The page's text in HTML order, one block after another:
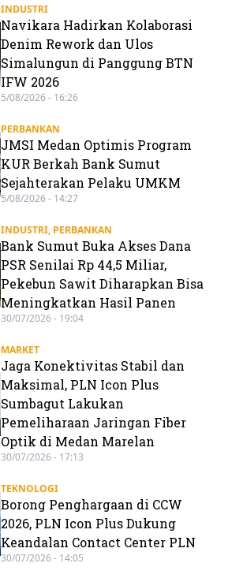
INDUSTRI
Navikara Hadirkan Kolaborasi
Denim Rework dan Ulos
Simalungun di Panggung BTN
IFW 2026
5/08/2026 - 16:26
PERBANKAN
JMSI Medan Optimis Program
KUR Berkah Bank Sumut
Sejahterakan Pelaku UMKM
5/08/2026 - 14:27
INDUSTRI, PERBANKAN
Bank Sumut Buka Akses Dana
PSR Senilai Rp 44,5 Miliar,
Pekebun Sawit Diharapkan Bisa
Meningkatkan Hasil Panen
30/07/2026 - 19:04
MARKET
Jaga Konektivitas Stabil dan
Maksimal, PLN Icon Plus
Sumbagut Lakukan
Pemeliharaan Jaringan Fiber
Optik di Medan Marelan
30/07/2026 - 17:13
TEKNOLOGI
Borong Penghargaan di CCW
2026, PLN Icon Plus Dukung
Keandalan Contact Center PLN
30/07/2026 - 14:05